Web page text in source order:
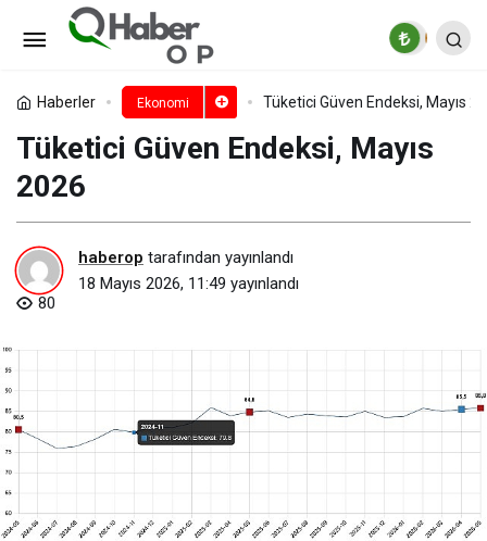
Haberler Ekonomi Tüketici Güven Endeksi, Mayıs
Tüketici Güven Endeksi, Mayıs
2026
haberop tarafından yayınlandı
18 Mayıs 2026, 11:49 yayınlandı
80
Motorlu Kara Taşıtları, Nisan
Yorum Yap